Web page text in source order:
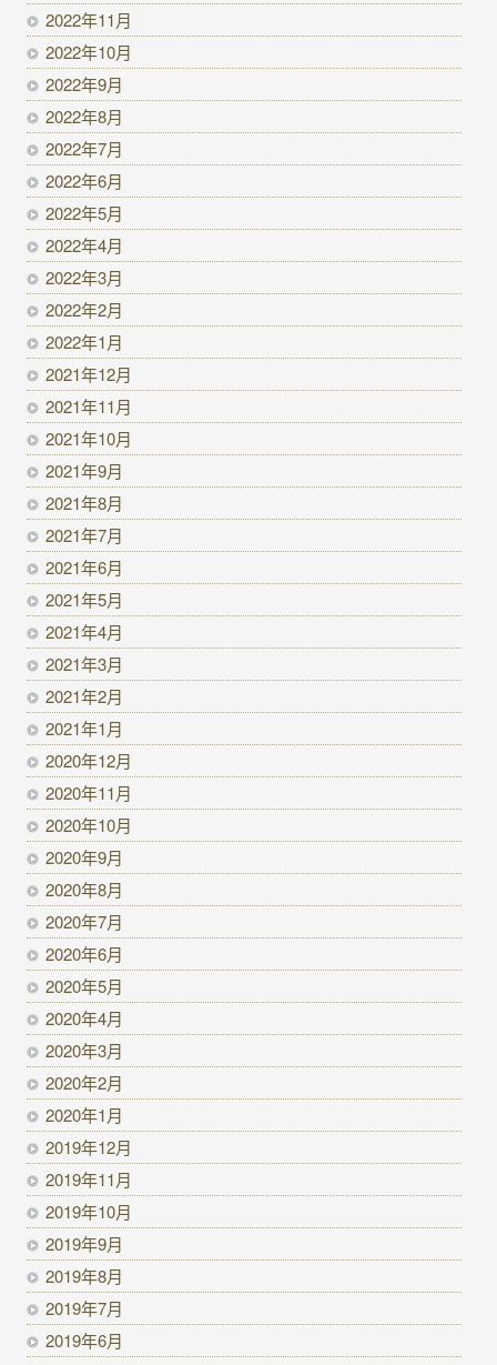
2022年11月
2022年10月
2022年9月
2022年8月
2022年7月
2022年6月
2022年5月
2022年4月
2022年3月
2022年2月
2022年1月
2021年12月
2021年11月
2021年10月
2021年9月
2021年8月
2021年7月
2021年6月
2021年5月
2021年4月
2021年3月
2021年2月
2021年1月
2020年12月
2020年11月
2020年10月
2020年9月
2020年8月
2020年7月
2020年6月
2020年5月
2020年4月
2020年3月
2020年2月
2020年1月
2019年12月
2019年11月
2019年10月
2019年9月
2019年8月
2019年7月
2019年6月